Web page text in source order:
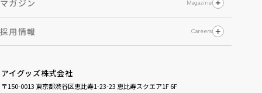
アイグッズの失敗談
マガジン Magazine
アイグッズについて
社員のホンネ
人事の本音
採用情報 Careers
募集要項
求める人物像
アイグッズ株式会社
〒150-0013 東京都渋谷区恵比寿1-23-23 恵比寿スクエア1F 6F